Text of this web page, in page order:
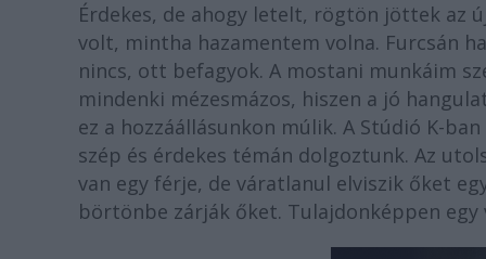
Érdekes, de ahogy letelt, rögtön jöttek az
volt, mintha hazamentem volna. Furcsán
nincs, ott befagyok. A mostani munkáim
mindenki mézesmázos, hiszen a jó
ez a hozzáállásunkon múlik. A Stúdió K-
szép és érdekes témán dolgoztunk. Az
van egy férje, de váratlanul elviszik őket
börtönbe zárják őket. Tulajdonképpen